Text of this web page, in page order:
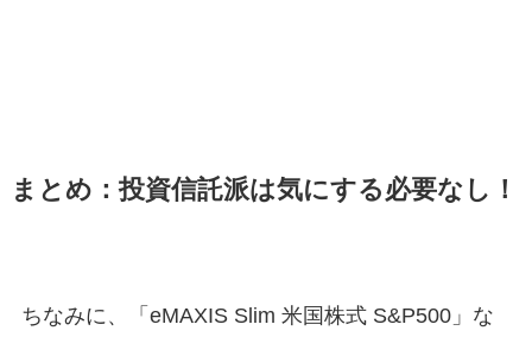
まとめ：投資信託派は気にする必要なし！
ちなみに、「eMAXIS Slim 米国株式 S&P500」な